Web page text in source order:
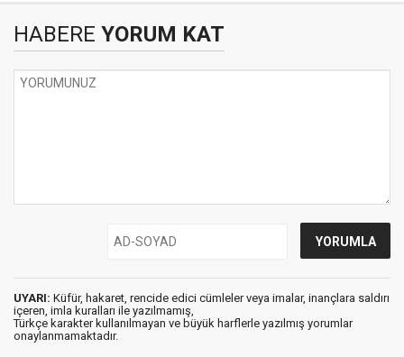
HABERE YORUM KAT
UYARI: Küfür, hakaret, rencide edici cümleler veya imalar, inançlara saldırı
içeren, imla kuralları ile yazılmamış,
Türkçe karakter kullanılmayan ve büyük harflerle yazılmış yorumlar
onaylanmamaktadır.